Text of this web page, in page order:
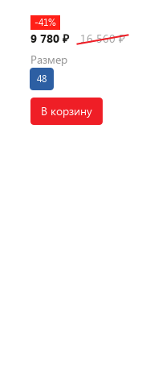
-41%
9 780₽ 16 560₽
Размер
48
В корзину